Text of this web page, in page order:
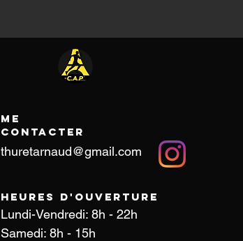
Me
contacter
thuretarnaud@gmail.com
Heures d'ouverture
Lundi-Vendredi: 8h - 22h
Samedi: 8h - 15h